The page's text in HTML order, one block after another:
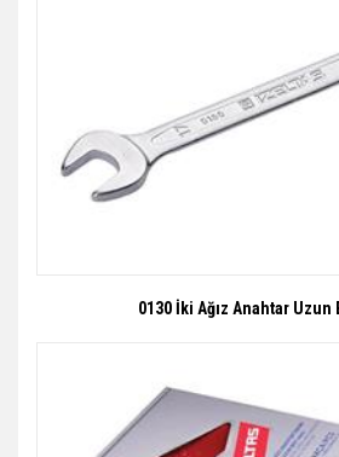
0130 İki Ağız Anahtar Uzun